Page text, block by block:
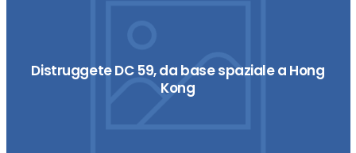
Distruggete DC 59, da base spaziale a Hong
Kong